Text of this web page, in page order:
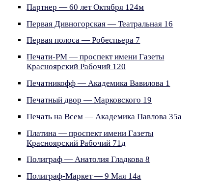
Партнер — 60 лет Октября 124м
Первая Дивногорская — Театральная 16
Первая полоса — Робеспьера 7
Печати-РМ — проспект имени Газеты
Красноярский Рабочий 120
Печатникофф — Академика Вавилова 1
Печатный двор — Марковского 19
Печать на Всем — Академика Павлова 35а
Платина — проспект имени Газеты
Красноярский Рабочий 71д
Полиграф — Анатолия Гладкова 8
Полиграф-Маркет — 9 Мая 14а